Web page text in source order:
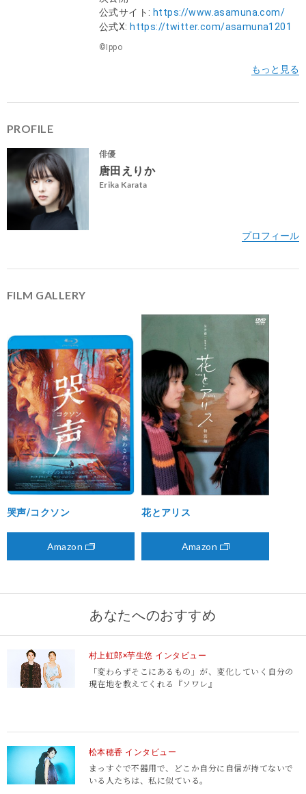
公式サイト: https://www.asamuna.com/
公式X: https://twitter.com/asamuna1201
©Ippo
PROFILE
俳優
唐田えりか
Erika Karata
FILM GALLERY
哭声/コクソン
Amazon
花とアリス
Amazon
あなたへのおすすめ
村上虹郎×芋生悠 インタビュー
「変わらずそこにあるもの」が、変化していく自分の
現在地を教えてくれる『ソワレ』
松本穂香 インタビュー
まっすぐで不器用で、
どこか自分に自信が持てないで
いる人たちは、私に似ている。